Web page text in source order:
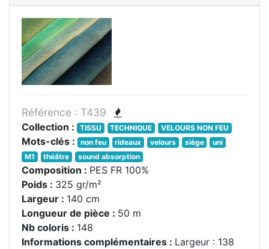
Référence : T439
Collection : TISSU TECHNIQUE VELOURS NON FEU
Mots-clés : non feu rideaux velours siège
uni
M1
théâtre sound absorption
Composition : PES FR 100%
Poids : 325 gr/m²
Largeur : 140 cm
Longueur de pièce : 50 m
Nb coloris : 148
Informations complémentaires : Largeur : 138